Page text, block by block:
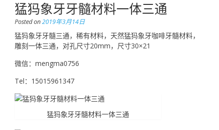
猛犸象牙牙髓材料一体三通
Posted on2019年3月14日
猛犸象牙牙髓三通，稀有材料，天然猛犸象牙咖啡牙髓材料，
雕刻一体三通，对孔尺寸20mm，尺寸30×21
微信：mengma0756
Tel：15015961347
猛犸象牙牙髓材料一体三通